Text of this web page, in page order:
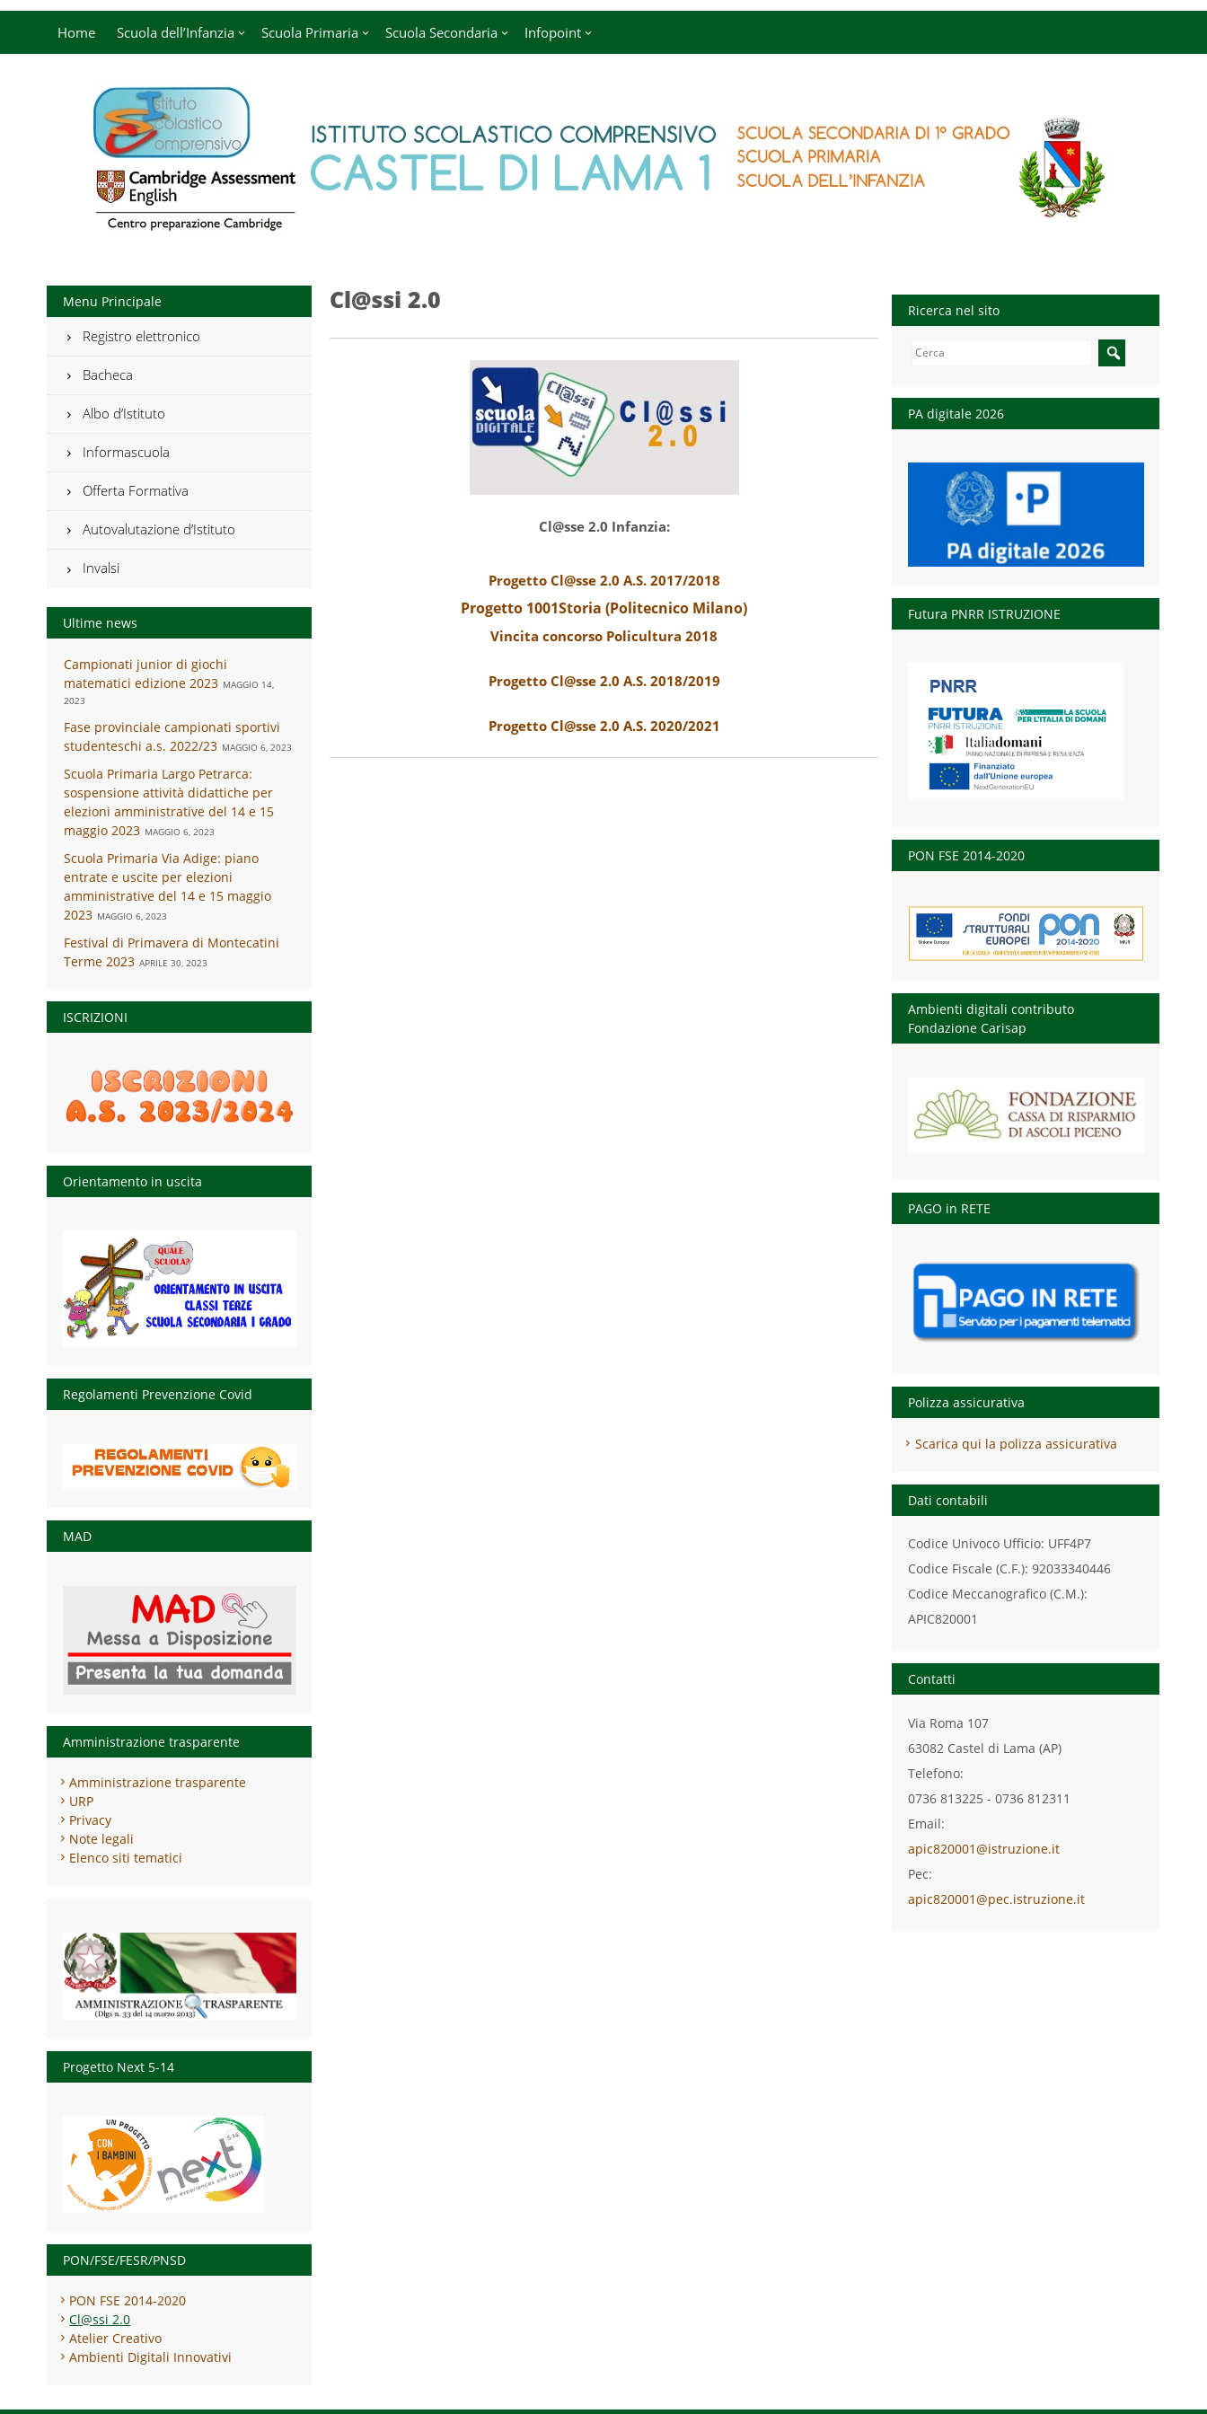
Home Scuola dell’Infanzia Scuola Primaria Scuola Secondaria Infopoint
Menu Principale
Registro elettronico
Bacheca
Albo d’Istituto
Informascuola
Offerta Formativa
Autovalutazione d’Istituto
Invalsi
Ultime news
Campionati junior di giochi
matematici edizione 2023 MAGGIO 14,
2023
Fase provinciale campionati sportivi
studenteschi a.s. 2022/23 MAGGIO 6, 2023
Scuola Primaria Largo Petrarca:
sospensione attività didattiche per
elezioni amministrative del 14 e 15
maggio 2023 MAGGIO 6, 2023
Scuola Primaria Via Adige: piano
entrate e uscite per elezioni
amministrative del 14 e 15 maggio
2023 MAGGIO 6, 2023
Festival di Primavera di Montecatini
Terme 2023 APRILE 30, 2023
ISCRIZIONI
Orientamento in uscita
Regolamenti Prevenzione Covid
MAD
Amministrazione trasparente
Amministrazione trasparente
URP
Privacy
Note legali
Elenco siti tematici
Progetto Next 5-14
PON/FSE/FESR/PNSD
PON FSE 2014-2020
Cl@ssi 2.0
Atelier Creativo
Ambienti Digitali Innovativi
Cl@ssi 2.0
Cl@sse 2.0 Infanzia:
Progetto Cl@sse 2.0 A.S. 2017/2018
Progetto 1001Storia (Politecnico Milano)
Vincita concorso Policultura 2018
Progetto Cl@sse 2.0 A.S. 2018/2019
Progetto Cl@sse 2.0 A.S. 2020/2021
Ricerca nel sito
Search
for:
PA digitale 2026
Futura PNRR ISTRUZIONE
PON FSE 2014-2020
Ambienti digitali contributo
Fondazione Carisap
PAGO in RETE
Polizza assicurativa
Scarica qui la polizza assicurativa
Dati contabili
Codice Univoco Ufficio: UFF4P7
Codice Fiscale (C.F.): 92033340446
Codice Meccanografico (C.M.):
APIC820001
Contatti
Via Roma 107
63082 Castel di Lama (AP)
Telefono:
0736 813225 - 0736 812311
Email:
apic820001@istruzione.it
Pec:
apic820001@pec.istruzione.it